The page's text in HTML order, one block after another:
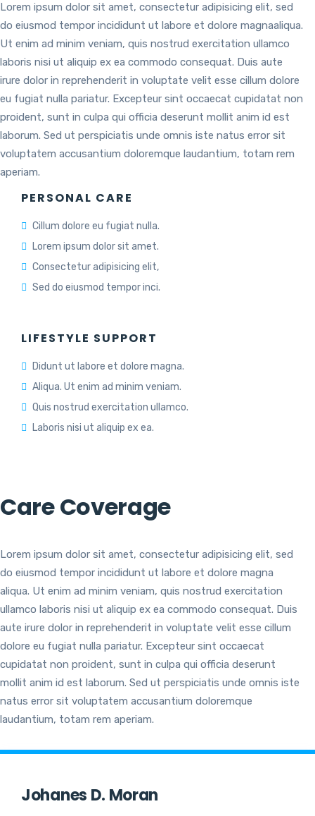
Lorem ipsum dolor sit amet, consectetur adipisicing elit, sed
do eiusmod tempor incididunt ut labore et dolore magnaaliqua.
Ut enim ad minim veniam, quis nostrud exercitation ullamco
laboris nisi ut aliquip ex ea commodo consequat. Duis aute
irure dolor in reprehenderit in voluptate velit esse cillum dolore
eu fugiat nulla pariatur. Excepteur sint occaecat cupidatat non
proident, sunt in culpa qui officia deserunt mollit anim id est
laborum. Sed ut perspiciatis unde omnis iste natus error sit
voluptatem accusantium doloremque laudantium, totam rem
aperiam.
PERSONAL CARE
Cillum dolore eu fugiat nulla.
Lorem ipsum dolor sit amet.
Consectetur adipisicing elit,
Sed do eiusmod tempor inci.
LIFESTYLE SUPPORT
Didunt ut labore et dolore magna.
Aliqua. Ut enim ad minim veniam.
Quis nostrud exercitation ullamco.
Laboris nisi ut aliquip ex ea.
Care Coverage
Lorem ipsum dolor sit amet, consectetur adipisicing elit, sed
do eiusmod tempor incididunt ut labore et dolore magna
aliqua. Ut enim ad minim veniam, quis nostrud exercitation
ullamco laboris nisi ut aliquip ex ea commodo consequat. Duis
aute irure dolor in reprehenderit in voluptate velit esse cillum
dolore eu fugiat nulla pariatur. Excepteur sint occaecat
cupidatat non proident, sunt in culpa qui officia deserunt
mollit anim id est laborum. Sed ut perspiciatis unde omnis iste
natus error sit voluptatem accusantium doloremque
laudantium, totam rem aperiam.
Johanes D. Moran